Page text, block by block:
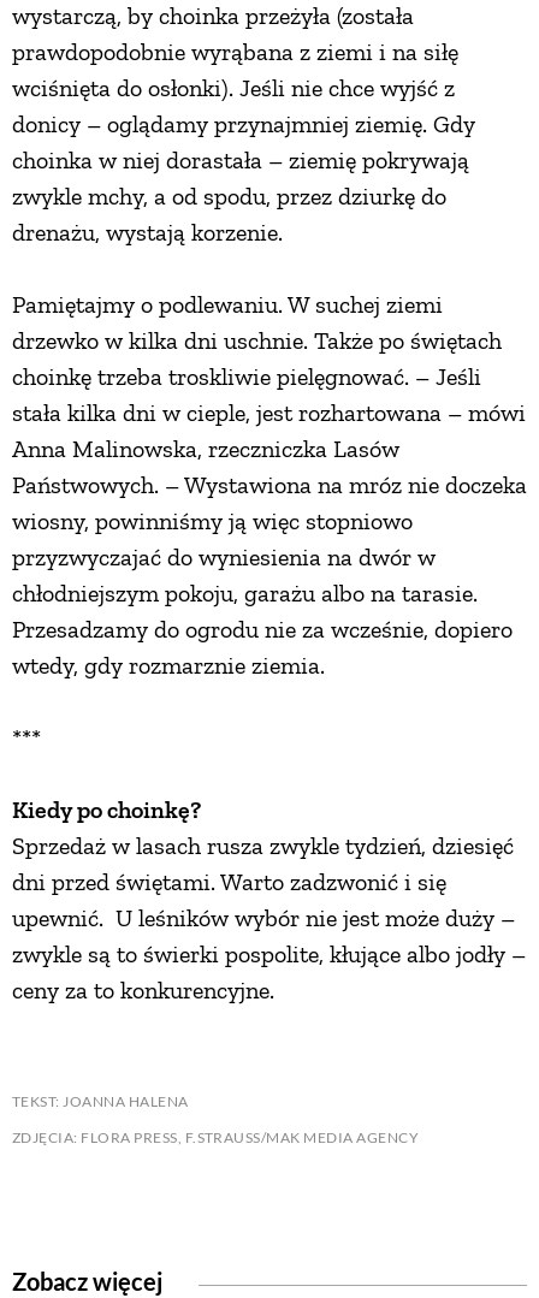
wystarczą, by choinka przeżyła (została
prawdopodobnie wyrąbana z ziemi i na siłę
wciśnięta do osłonki). Jeśli nie chce wyjść z
donicy – oglądamy przynajmniej ziemię. Gdy
choinka w niej dorastała – ziemię pokrywają
zwykle mchy, a od spodu, przez dziurkę do
drenażu, wystają korzenie.
Pamiętajmy o podlewaniu. W suchej ziemi
drzewko w kilka dni uschnie. Także po świętach
choinkę trzeba troskliwie pielęgnować. – Jeśli
stała kilka dni w cieple, jest rozhartowana – mówi
Anna Malinowska, rzeczniczka Lasów
Państwowych. – Wystawiona na mróz nie doczeka
wiosny, powinniśmy ją więc stopniowo
przyzwyczajać do wyniesienia na dwór w
chłodniejszym pokoju, garażu albo na tarasie.
Przesadzamy do ogrodu nie za wcześnie, dopiero
wtedy, gdy rozmarznie ziemia.
***
Kiedy po choinkę?
Sprzedaż w lasach rusza zwykle tydzień, dziesięć
dni przed świętami. Warto zadzwonić i się
upewnić. U leśników wybór nie jest może duży –
zwykle są to świerki pospolite, kłujące albo jodły –
ceny za to konkurencyjne.
TEKST: JOANNA HALENA
ZDJĘCIA: FLORA PRESS, F.STRAUSS/MAK MEDIA AGENCY
Zobacz więcej